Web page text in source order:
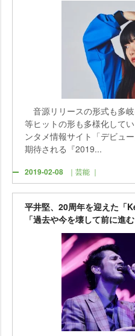
音源リリースの形式も多
等ヒットの形も多様化して
ンタメ情報サイト「デビュ
期待される『2019...
2019-02-08 ｜芸能 ｜
平井堅、20周年を迎えた「
「過去や今を壊して前に進む